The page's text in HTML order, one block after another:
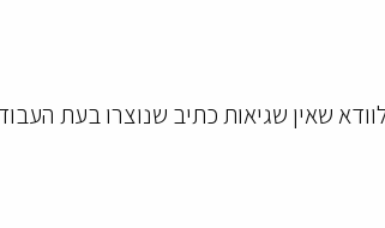
שאין שגיאות כתיב שנוצרו בעת